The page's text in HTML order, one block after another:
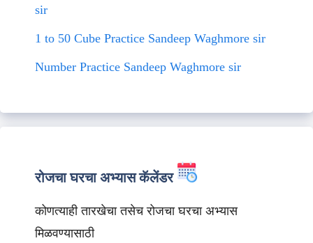
sir
1 to 50 Cube Practice Sandeep Waghmore sir
Number Practice Sandeep Waghmore sir
रोजचा घरचा अभ्यास कॅलेंडर
कोणत्याही तारखेचा तसेच रोजचा घरचा अभ्यास
मिळवण्यासाठी